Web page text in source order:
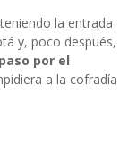
la entrada
y, poco después,
por el
a la cofradía